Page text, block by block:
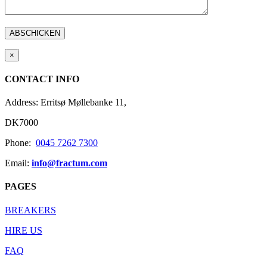
×
CONTACT INFO
Address: Erritsø Møllebanke 11,
DK7000
Phone: 0045 7262 7300
Email: info@fractum.com
PAGES
BREAKERS
HIRE US
FAQ